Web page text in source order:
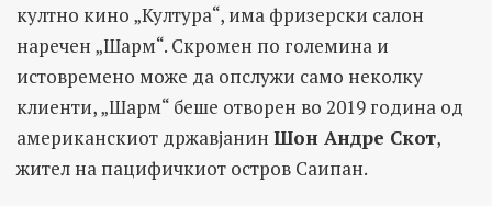
култно кино „Култура“, има фризерски салон
наречен „Шарм“. Скромен по големина и
истовремено може да опслужи само неколку
клиенти, „Шарм“ беше отворен во 2019 година од
американскиот државјанин Шон Андре Скот,
жител на пацифичкиот остров Саипан.